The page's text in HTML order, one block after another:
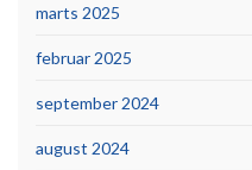
marts 2025
februar 2025
september 2024
august 2024